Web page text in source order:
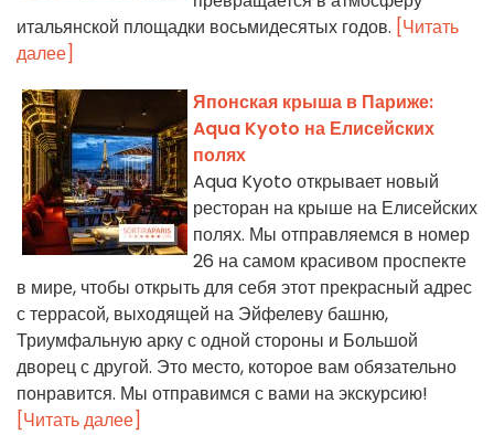
итальянской площадки восьмидесятых годов. [Читать
далее]
Японская крыша в Париже:
Aqua Kyoto на Елисейских
полях
Aqua Kyoto открывает новый
ресторан на крыше на Елисейских
полях. Мы отправляемся в номер
26 на самом красивом проспекте
в мире, чтобы открыть для себя этот прекрасный адрес
с террасой, выходящей на Эйфелеву башню,
Триумфальную арку с одной стороны и Большой
дворец с другой. Это место, которое вам обязательно
понравится. Мы отправимся с вами на экскурсию!
[Читать далее]